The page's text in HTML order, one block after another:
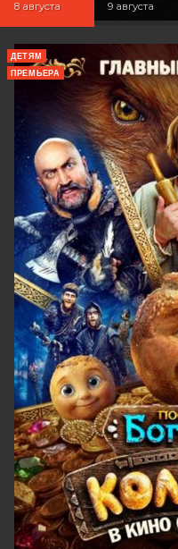
8 августа 9 августа
ДЕТЯМ
ПРЕМЬЕРА